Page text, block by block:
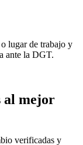
lugar de trabajo y
ante la DGT.
al mejor
verificadas y